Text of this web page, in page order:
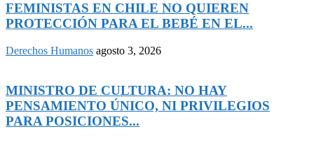
FEMINISTAS EN CHILE NO QUIEREN
PROTECCIÓN PARA EL BEBÉ EN EL...
Derechos Humanos agosto 3, 2026
MINISTRO DE CULTURA: NO HAY
PENSAMIENTO ÚNICO, NI PRIVILEGIOS
PARA POSICIONES...